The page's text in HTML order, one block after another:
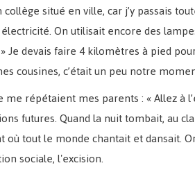
situé en ville, car j’y passais
On utilisait encore des
Je devais faire 4 kilomètres à pied
cousines, c’était un peu notre
me répétaient mes parents : « Allez à
futures. Quand la nuit tombait, au
où tout le monde chantait et dansait.
sociale, l'excision.